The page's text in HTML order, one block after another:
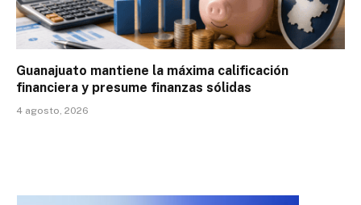
Guanajuato mantiene la máxima calificación
financiera y presume finanzas sólidas
4 agosto, 2026